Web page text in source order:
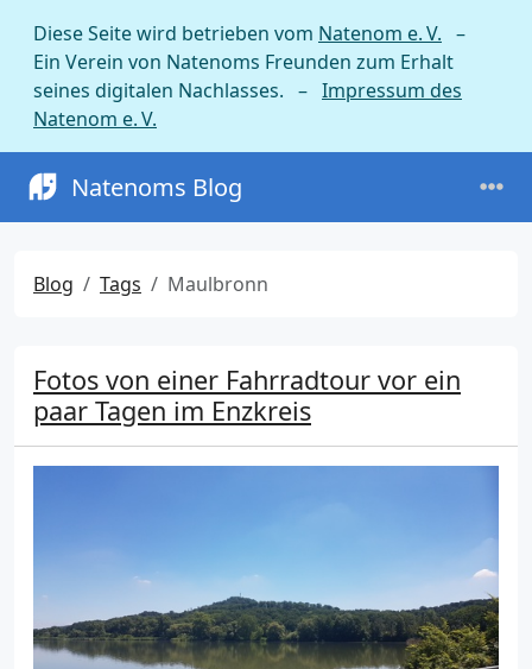
Diese Seite wird betrieben vom Natenom e. V. –
Ein Verein von Natenoms Freunden zum Erhalt
seines digitalen Nachlasses. – Impressum des
Natenom e. V.
Natenoms Blog
Blog Tags Maulbronn
Fotos von einer Fahrradtour vor ein
paar Tagen im Enzkreis